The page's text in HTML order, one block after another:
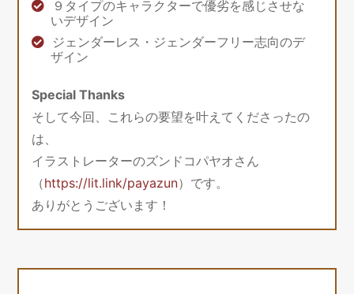
９タイプのキャラクターで優劣を感じさせな
いデザイン
ジェンダーレス・ジェンダーフリー志向のデ
ザイン
Special Thanks
そして今回、これらの要望を叶えてくださったの
は、
イラストレーターのズンドコパヤオさん
（https://lit.link/payazun）です。
ありがとうございます！